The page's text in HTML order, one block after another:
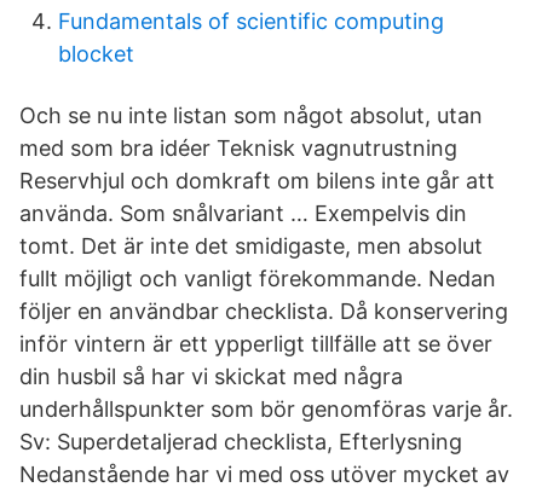
Fundamentals of scientific computing
blocket
Och se nu inte listan som något absolut, utan
med som bra idéer Teknisk vagnutrustning
Reservhjul och domkraft om bilens inte går att
använda. Som snålvariant … Exempelvis din
tomt. Det är inte det smidigaste, men absolut
fullt möjligt och vanligt förekommande. Nedan
följer en användbar checklista. Då konservering
inför vintern är ett ypperligt tillfälle att se över
din husbil så har vi skickat med några
underhållspunkter som bör genomföras varje år.
Sv: Superdetaljerad checklista, Efterlysning
Nedanstående har vi med oss utöver mycket av